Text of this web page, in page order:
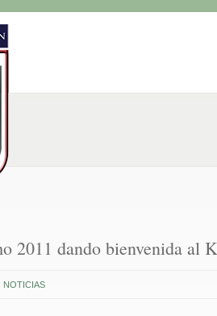
2011 dando bienvenida al
NOTICIAS